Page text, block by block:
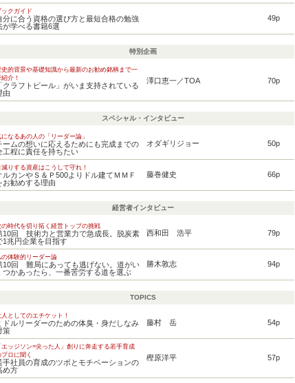
ックガイド
分に合う資格の選び方と最短合格の勉強
が学べる書籍6選
49p
特別企画
史的背景や基礎知識から最新のお勧め銘柄まで一
介！
「クラフトビール」がいま支持されている
由
澤口恵一／TOA 70p
スペシャル・インタビュー
になるあの人の「リーダー論」
ームの想いに応えるためにも完成までの
工程に責任を持ちたい
オダギリジョー 50p
減りする資産はこうして守れ！
ルカンやＳ＆Ｐ500よりドル建てＭＭＦ
お勧めする理由
藤巻健史 66p
経営者インタビュー
の時代を切り拓く経営トップの挑戦
10回 技術力と営業力で急成長。脱炭素
1兆円企業を目指す
西和田 浩平 79p
の体験的リーダー論
10回 難局にあっても逃げない。道がい
つかあったら、一番苦労する道を選ぶ
勝木敦志 94p
TOPICS
人としてのエチケット！
ドルリーダーのための体臭・身だしなみ
策
藤村 岳 54p
エッジソン=尖った人」創りに奔走する若手育成
プロに聞く
手社員の育成のツボとモチベーションの
め方
樫原洋平 57p